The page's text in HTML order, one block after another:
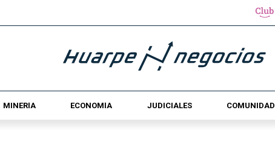
MINERÍA ECONOMÍA JUDICIALES COMUNIDAD